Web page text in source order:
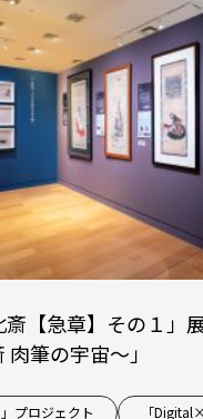
【急章】その１」
筆の宇宙～」
プロジェクト
「